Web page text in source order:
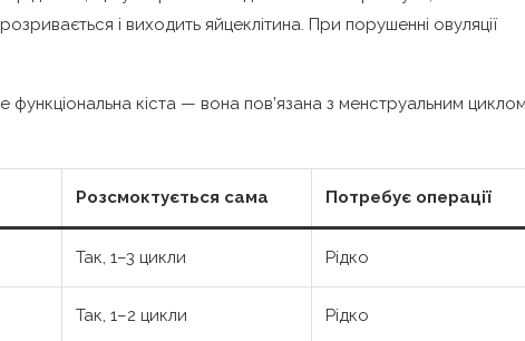
і виходить яйцеклітина. При порушенні овуляції
кіста — вона пов’язана з менструальним циклом
Розсмоктується сама Потребує операції
Так, 1–3 цикли Рідко
Так, 1–2 цикли Рідко